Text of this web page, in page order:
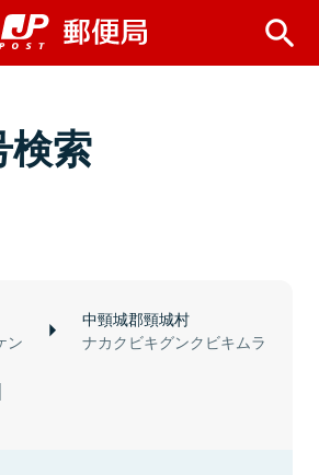
検索
ン
中頸城郡頸城村
ナカクビキグンクビキムラ